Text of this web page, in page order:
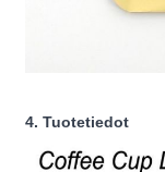
4. Tuotetiedot